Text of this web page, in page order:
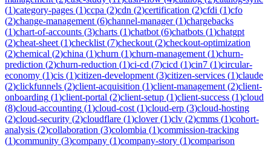
(1)category-pages (1)ccpa (2)cdn (2)certification (2)cfdi (1)cfo
(2)change-management (6)channel-manager(1)chargebacks
(1)chart-of-accounts (3)charts (1)chatbot (6)chatbots (1)chatgpt
(2)cheat-sheet (1)checklist (7)checkout (2)checkout-optimization
(2)chemical (2)china (1)churn (1)churn-management (1)churn-
prediction (2)churn-reduction (1)ci-cd (7)cicd (1)cin7 (1)circular-
economy (1)cis (1)citizen-development (3)citizen-services (1)claude
(2)clickfunnels (2)client-acquisition (1)client-management (2)client-
onboarding (1)client-portal (2)client-setup (1)client-success (1)cloud
(8)cloud-accounting (1)cloud-cost (1)cloud-erp (3)cloud-hosting
(2)cloud-security (2)cloudflare (1)clover(1)clv (2)cmms (1)cohort-
analysis (2)collaboration (3)colombia (1)commission-tracking
(1)community (3)company (1)company-story (1)comparison